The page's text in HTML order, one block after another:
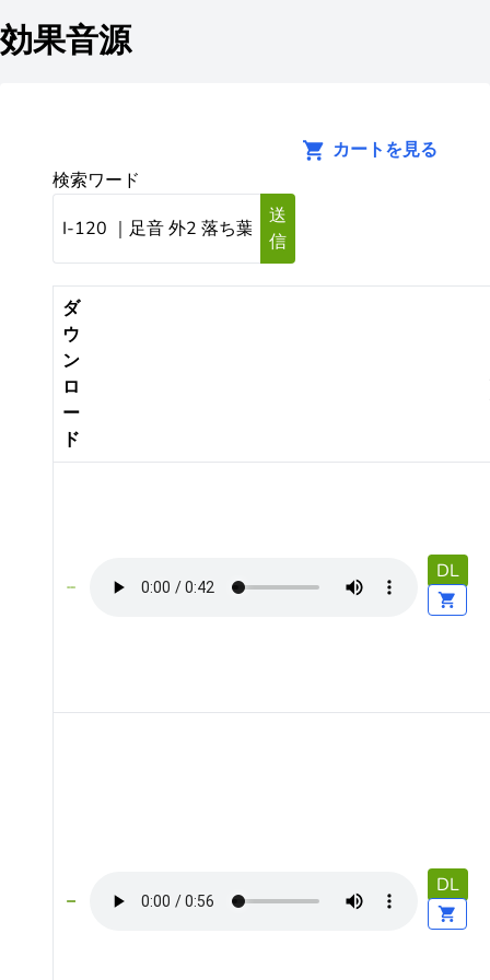
効果音源
カートを見る
検索ワード
送
信
ダ
ウ
ン
ロ
ー
ド
DL
DL